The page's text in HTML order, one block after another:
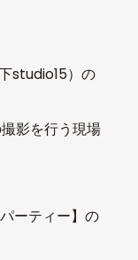
studio15）の
影を行う現場
ーティー】の